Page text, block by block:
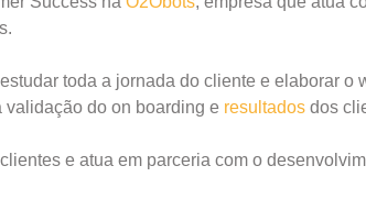
toda a jornada do cliente e elaborar o
validação do on boarding e resultados dos
e atua em parceria com o